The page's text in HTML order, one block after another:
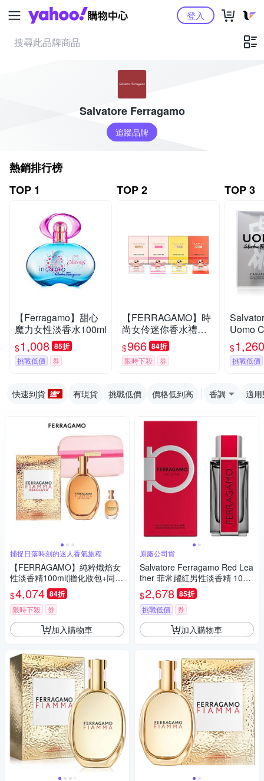
Yahoo購物中心登入
Salvatore Ferragamo
追蹤品牌
熱銷排行榜
TOP 1
【Ferragamo】甜心
魔力女性淡香水100ml
$1,008 85折
挑戰低價 券
TOP 2
【FERRAGAMO】時
尚女伶迷你香水禮盒
(4入*5ml)
$966 84折
限時下殺 券
TOP 3
Uomo
逸男
0ml (平
$1,260
挑戰低價
快速到貨 有現貨 挑戰低價 價格低到高 香調 適
捕捉日落時刻的迷人香氣旅程
【FERRAGAMO】純粹熾焰女
性淡香精100ml(贈化妝包+同款
小香6ml乙瓶)
$4,074 84折
限時下殺 券
加入購物車
原廠公司貨
Salvatore Ferragamo Red Lea
ther 菲常躍紅男性淡香精 100
ml 淡香水 (原廠公司貨)
$2,678 85折
挑戰低價 券
加入購物車